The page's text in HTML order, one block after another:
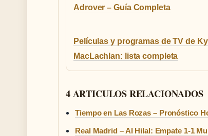
Adrover – Guía Completa
Películas y programas de TV de
MacLachlan: lista completa
4 ARTICULOS RELACIONADOS
Tiempo en Las Rozas – Pronóstico
Real Madrid – Al Hilal: Empate 1-1